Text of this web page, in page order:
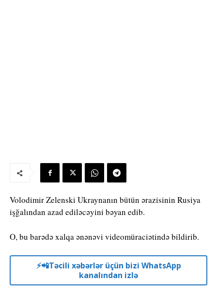
Volodimir Zelenski Ukraynanın bütün ərazisinin Rusiya
işğalından azad ediləcəyini bəyan edib.
O, bu barədə xalqa ənənəvi videomüraciətində bildirib.
⚡️📲Təcili xəbərlər üçün bizi WhatsApp
kanalından izlə